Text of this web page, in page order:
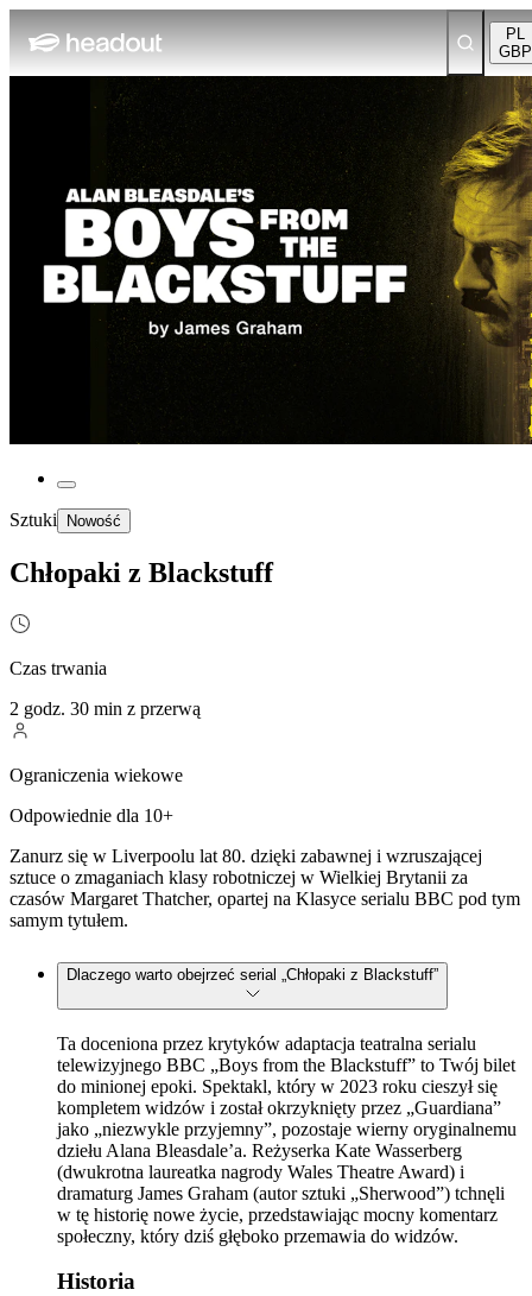
PL
GBP
Sztuki Nowość
Chłopaki z Blackstuff
Czas trwania
2 godz. 30 min z przerwą
Ograniczenia wiekowe
Odpowiednie dla 10+
Zanurz się w Liverpoolu lat 80. dzięki zabawnej i wzruszającej
sztuce o zmaganiach klasy robotniczej w Wielkiej Brytanii za
czasów Margaret Thatcher, opartej na Klasyce serialu BBC pod tym
samym tytułem.
Dlaczego warto obejrzeć serial „Chłopaki z Blackstuff”
Ta doceniona przez krytyków adaptacja teatralna serialu
telewizyjnego BBC „Boys from the Blackstuff” to Twój bilet
do minionej epoki. Spektakl, który w 2023 roku cieszył się
kompletem widzów i został okrzyknięty przez „Guardiana”
jako „niezwykle przyjemny”, pozostaje wierny oryginalnemu
dziełu Alana Bleasdale’a. Reżyserka Kate Wasserberg
(dwukrotna laureatka nagrody Wales Theatre Award) i
dramaturg James Graham (autor sztuki „Sherwood”) tchnęli
w tę historię nowe życie, przedstawiając mocny komentarz
społeczny, który dziś głęboko przemawia do widzów.
Historia